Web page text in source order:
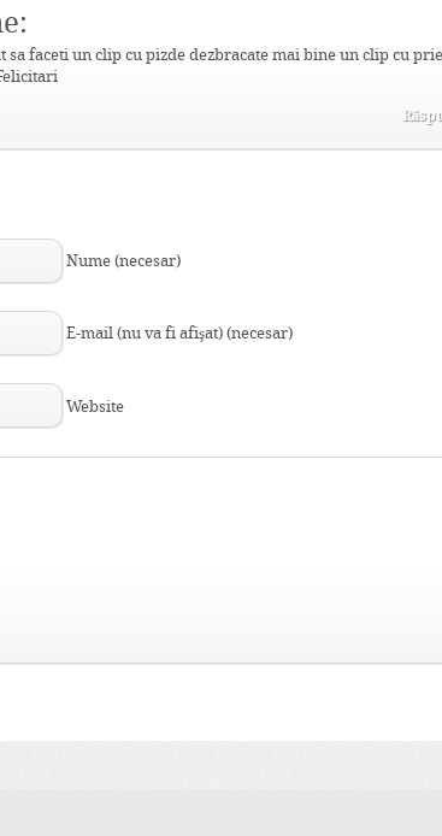
sa faceti un clip cu pizde dezbracate mai bine un clip cu
Nume (necesar)
E-mail (nu va fi afişat) (necesar)
Website